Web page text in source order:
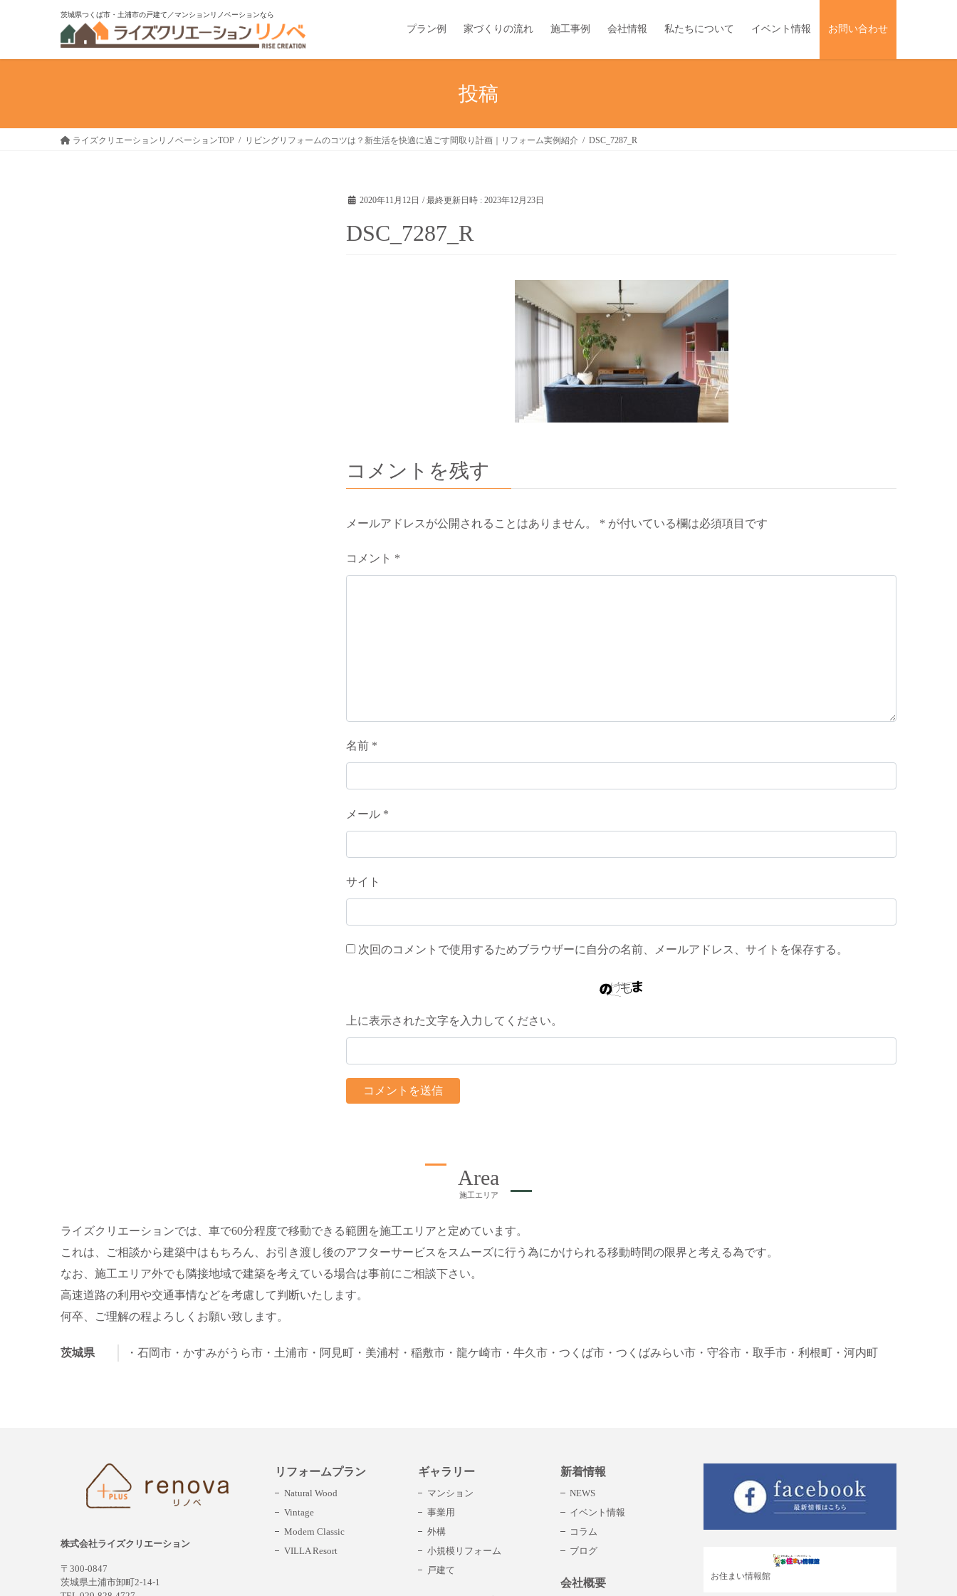
ン
キ
ー
に
茨城県つくば市・土浦市の戸建て／マンションリノベーションなら
プラン例 家づくりの流れ 施工事例 会社情報 私たちについて イベント情報 お問い合わせ
投稿
ライズクリエーションリノベーションTOP リビングリフォームのコツは？新生活を快適に過ごす間取り計画｜リフォーム実例紹介 DSC_7287_R
2020年11月12日 / 最終更新日時 :2023年12月23日
DSC_7287_R
コメントを残す
メールアドレスが公開されることはありません。 * が付いている欄は必須項目です
コメント *
名前 *
メール *
サイト
次回のコメントで使用するためブラウザーに自分の名前、メールアドレス、サイトを保存する。
上に表示された文字を入力してください。
Area
施工エリア
ライズクリエーションでは、車で60分程度で移動できる範囲を施工エリアと定めています。
これは、ご相談から建築中はもちろん、お引き渡し後のアフターサービスをスムーズに行う為にかけられる移動時間の限界と考える為です。
なお、施工エリア外でも隣接地域で建築を考えている場合は事前にご相談下さい。
高速道路の利用や交通事情などを考慮して判断いたします。
何卒、ご理解の程よろしくお願い致します。
茨城県 ・石岡市 ・かすみがうら市 ・土浦市 ・阿見町 ・美浦村 ・稲敷市 ・龍ケ崎市 ・牛久市 ・つくば市 ・つくばみらい市 ・守谷市 ・取手市 ・利根町 ・河内町
株式会社ライズクリエーション
〒300-0847
茨城県土浦市卸町2-14-1
リフォームプラン
Natural Wood
Vintage
Modern Classic
VILLA Resort
ギャラリー
マンション
事業用
外構
小規模リフォーム
戸建て
新着情報
NEWS
イベント情報
コラム
ブログ
会社概要
お住まい情報館